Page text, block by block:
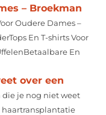
– Broekman
Oudere Dames –
En T-shirts Voor
En
over een
die je nog niet weet
haartransplantatie